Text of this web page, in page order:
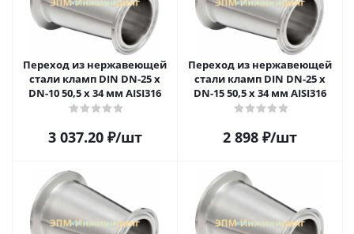
Переход из нержавеющей
стали кламп DIN DN-25 x
DN-10 50,5 х 34 мм AISI316
3 037.20₽/шт
Переход из нержавеющей
стали кламп DIN DN-25 x
DN-15 50,5 х 34 мм AISI316
2 898 ₽/шт